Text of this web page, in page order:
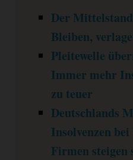
Der
Bleiben,
Pleitewelle
Immer mehr
zu teuer
Deutschlands
Insolvenzen
Firmen steigen